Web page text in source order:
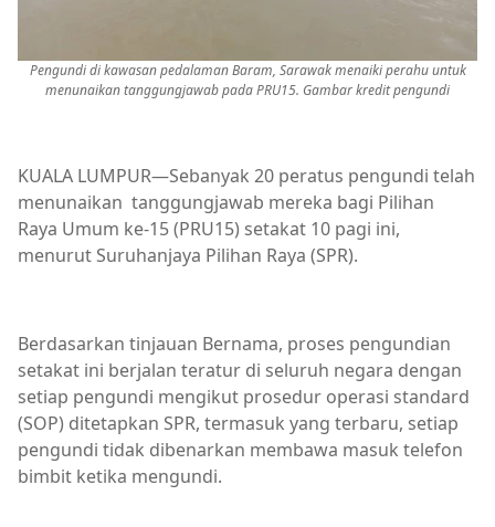
Pengundi di kawasan pedalaman Baram, Sarawak menaiki perahu untuk
menunaikan tanggungjawab pada PRU15. Gambar kredit pengundi
KUALA LUMPUR—Sebanyak 20 peratus pengundi telah
menunaikan tanggungjawab mereka bagi Pilihan
Raya Umum ke-15 (PRU15) setakat 10 pagi ini,
menurut Suruhanjaya Pilihan Raya (SPR).
Berdasarkan tinjauan Bernama, proses pengundian
setakat ini berjalan teratur di seluruh negara dengan
setiap pengundi mengikut prosedur operasi standard
(SOP) ditetapkan SPR, termasuk yang terbaru, setiap
pengundi tidak dibenarkan membawa masuk telefon
bimbit ketika mengundi.